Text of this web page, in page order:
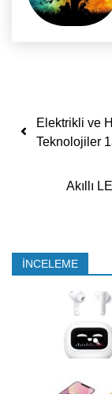
Yazı
Elektrikli ve
Teknolojiler
Akıllı
İNCELEME